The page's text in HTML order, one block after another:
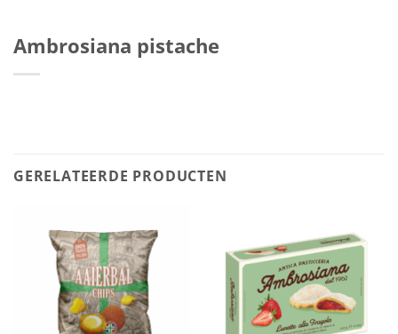
Ambrosiana pistache
GERELATEERDE PRODUCTEN